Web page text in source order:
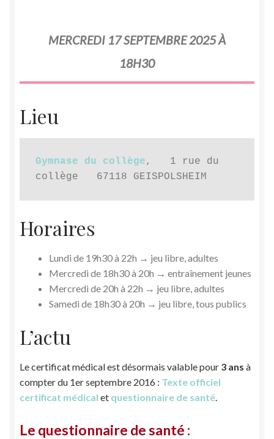
MERCREDI 17 SEPTEMBRE 2025 À
18H30
Lieu
Gymnase du collège,   1 rue du
collège   67118 GEISPOLSHEIM
Horaires
Lundi de 19h30 à 22h → jeu libre, adultes
Mercredi de 18h30 à 20h → entraînement jeunes
Mercredi de 20h à 22h → jeu libre, adultes
Samedi de 18h30 à 20h → jeu libre, tous publics
L’actu
Le certificat médical est désormais valable pour 3 ans à
compter du 1er septembre 2016 : Texte officiel
certificat médical et questionnaire de santé.
Le questionnaire de santé :